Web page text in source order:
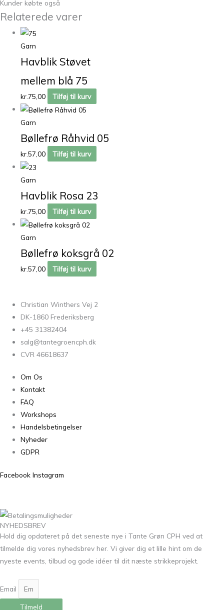
Kunder købte også
Relaterede varer
Garn
Havblik Støvet
mellem blå 75
kr.75,00 Tilføj til kurv
Garn
Bøllefrø Råhvid 05
kr.57,00 Tilføj til kurv
Garn
Havblik Rosa 23
kr.75,00 Tilføj til kurv
Garn
Bøllefrø koksgrå 02
kr.57,00 Tilføj til kurv
Christian Winthers Vej 2
DK-1860 Frederiksberg
+45 31382404
salg@tantegroencph.dk
CVR 46618637
Om Os
Kontakt
FAQ
Workshops
Handelsbetingelser
Nyheder
GDPR
Facebook Instagram
NYHEDSBREV
Hold dig opdateret på det seneste nye i Tante Grøn CPH ved at
tilmelde dig vores nyhedsbrev her. Vi giver dig et lille hint om de
nyeste events, tilbud og gode idéer til dit næste strikkeprojekt.
Email
Tilmeld